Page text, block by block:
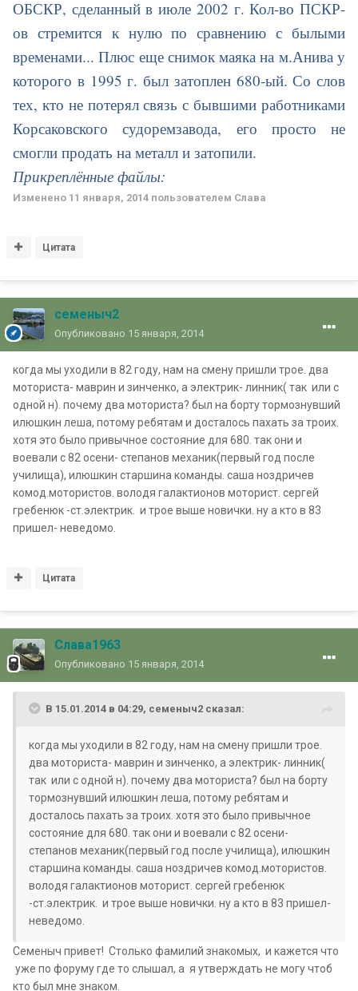
ОБСКР, сделанный в июле 2002 г. Кол-во ПСКР-
ов стремится к нулю по сравнению с былыми
временами... Плюс еще снимок маяка на м.Анива у
которого в 1995 г. был затоплен 680-ый. Со слов
тех, кто не потерял связь с бывшими работниками
Корсаковского судоремзавода, его просто не
смогли продать на металл и затопили.
Прикреплённые файлы:
Изменено 11 января, 2014 пользователем Славa
Цитата
семеныч2
Опубликовано 15 января, 2014
когда мы уходили в 82 году, нам на смену пришли трое. два
моториста- маврин и зинченко, а электрик- линник( так или с
одной н). почему два моториста? был на борту тормознувший
илюшкин леша, потому ребятам и досталось пахать за троих.
хотя это было привычное состояние для 680. так они и
воевали с 82 осени- степанов механик(первый год после
училища), илюшкин старшина команды. саша ноздричев
комод.мотористов. володя галактионов моторист. сергей
гребенюк -ст.электрик. и трое выше новички. ну а кто в 83
пришел- неведомо.
Цитата
Слава1963
Опубликовано 15 января, 2014
В 15.01.2014 в 04:29, семеныч2 сказал:
когда мы уходили в 82 году, нам на смену пришли трое.
два моториста- маврин и зинченко, а электрик- линник(
так или с одной н). почему два моториста? был на борту
тормознувший илюшкин леша, потому ребятам и
досталось пахать за троих. хотя это было привычное
состояние для 680. так они и воевали с 82 осени-
степанов механик(первый год после училища), илюшкин
старшина команды. саша ноздричев комод.мотористов.
володя галактионов моторист. сергей гребенюк
-ст.электрик. и трое выше новички. ну а кто в 83 пришел-
неведомо.
Семеныч привет! Столько фамилий знакомых, и кажется что
уже по форуму где то слышал, а я утверждать не могу чтоб
кто был мне знаком.